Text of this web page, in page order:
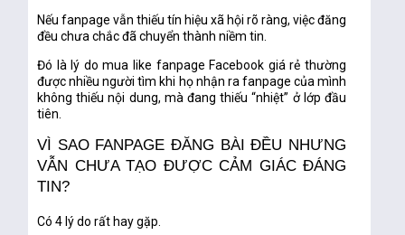
Nếu fanpage vẫn thiếu tín hiệu xã hội rõ ràng, việc đăng
đều chưa chắc đã chuyển thành niềm tin.
Đó là lý domua like fanpage Facebook giá rẻ thường
được nhiều người tìm khi họ nhận ra fanpage của mình
không thiếu nội dung, mà đang thiếu “nhiệt” ở lớp đầu
tiên.
VÌ SAO FANPAGE ĐĂNG BÀI ĐỀU NHƯNG
VẪN CHƯA TẠO ĐƯỢC CẢM GIÁC ĐÁNG
TIN?
Có 4 lý do rất hay gặp.